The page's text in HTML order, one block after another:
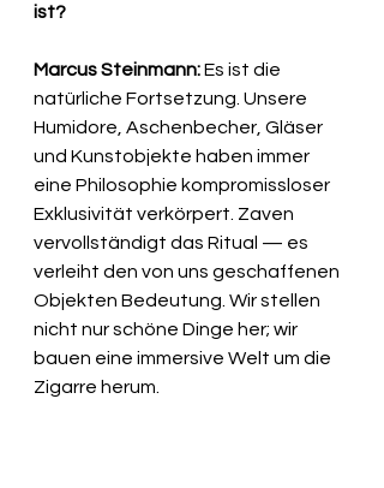
ist?
Marcus Steinmann: Es ist die
natürliche Fortsetzung. Unsere
Humidore, Aschenbecher, Gläser
und Kunstobjekte haben immer
eine Philosophie kompromissloser
Exklusivität verkörpert. Zaven
vervollständigt das Ritual — es
verleiht den von uns geschaffenen
Objekten Bedeutung. Wir stellen
nicht nur schöne Dinge her; wir
bauen eine immersive Welt um die
Zigarre herum.